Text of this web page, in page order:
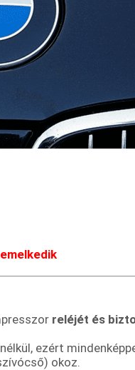
reléjét és
ezért
okoz.